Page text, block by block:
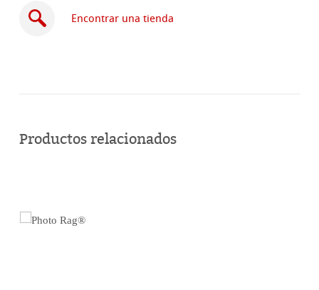
Encontrar una tienda
línea
Productos relacionados